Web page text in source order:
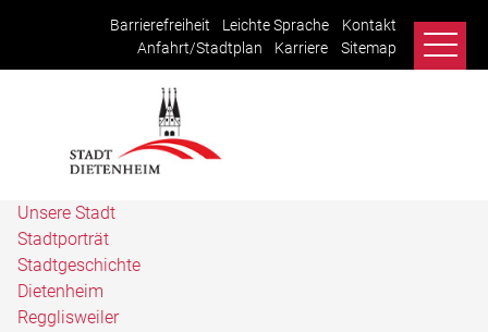
Barrierefreiheit Leichte Sprache
Kontakt
Anfahrt/Stadtplan
Karriere Sitemap
Unsere Stadt
Stadtporträt
Stadtgeschichte
Dietenheim
Regglisweiler